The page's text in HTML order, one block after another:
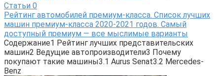
Статьи 0
Рейтинг автомобилей премиум-класса. Список лучших
машин премиум-класса 2020-2021 годов. Самый
доступный премиум — все мыслимые варианты
Содержание1 Рейтинг лучших представительских
машин2 Ведущие автопроизводители3 Почему
покупают такие машины3.1 Aurus Senat3.2 Mercedes-
Benz